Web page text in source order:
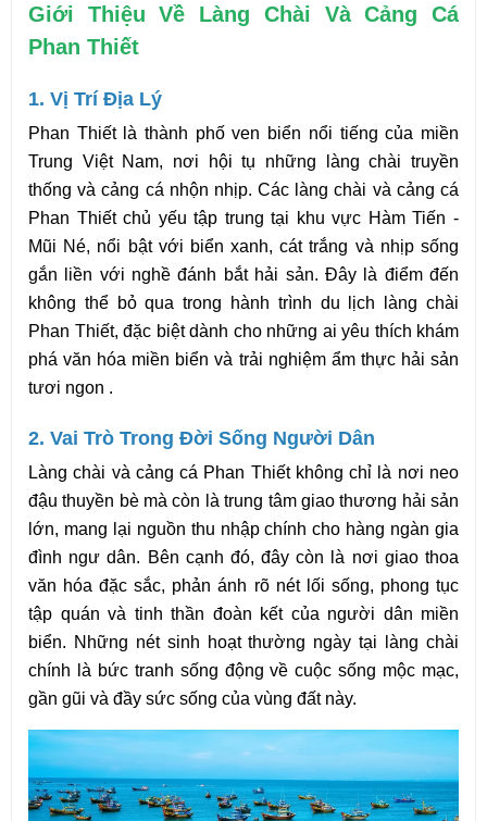
Giới Thiệu Về Làng Chài Và Cảng Cá
Phan Thiết
1. Vị Trí Địa Lý
Phan Thiết là thành phố ven biển nổi tiếng của miền
Trung Việt Nam, nơi hội tụ những làng chài truyền
thống và cảng cá nhộn nhịp. Các làng chài và cảng cá
Phan Thiết chủ yếu tập trung tại khu vực Hàm Tiến -
Mũi Né, nổi bật với biển xanh, cát trắng và nhịp sống
gắn liền với nghề đánh bắt hải sản. Đây là điểm đến
không thể bỏ qua trong hành trình du lịch làng chài
Phan Thiết, đặc biệt dành cho những ai yêu thích khám
phá văn hóa miền biển và trải nghiệm ẩm thực hải sản
tươi ngon .
2. Vai Trò Trong Đời Sống Người Dân
Làng chài và cảng cá Phan Thiết không chỉ là nơi neo
đậu thuyền bè mà còn là trung tâm giao thương hải sản
lớn, mang lại nguồn thu nhập chính cho hàng ngàn gia
đình ngư dân. Bên cạnh đó, đây còn là nơi giao thoa
văn hóa đặc sắc, phản ánh rõ nét lối sống, phong tục
tập quán và tinh thần đoàn kết của người dân miền
biển. Những nét sinh hoạt thường ngày tại làng chài
chính là bức tranh sống động về cuộc sống mộc mạc,
gần gũi và đầy sức sống của vùng đất này.